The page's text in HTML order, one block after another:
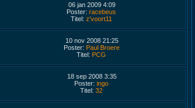
06 jan 2009 4:09
Poster: racebeus
Titel: z'voort11
10 nov 2008 21:25
Poster: Paul Broere
Titel: PCG
18 sep 2008 3:35
Poster: ingo
Titel: 32